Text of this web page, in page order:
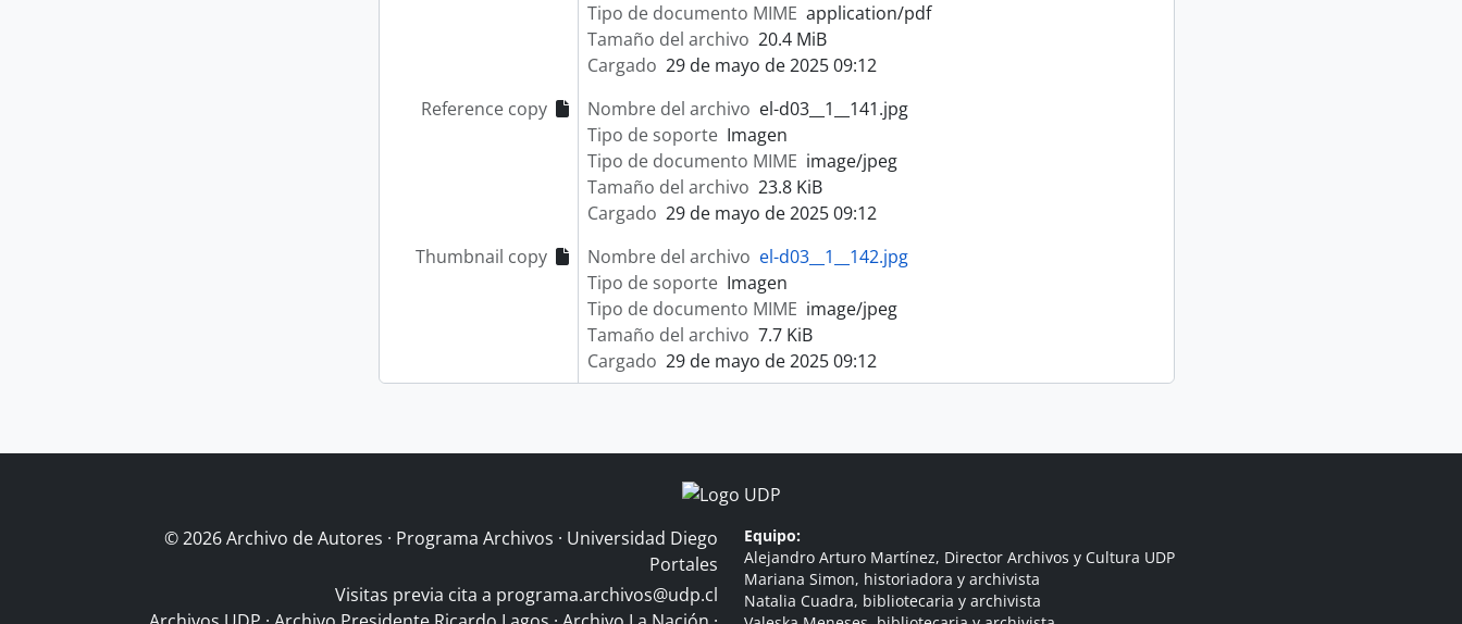
Tipo de documento MIME application/pdf
Tamaño del archivo 20.4 MiB
Cargado 29 de mayo de 2025 09:12
Reference copy
Nombre del archivo el-d03__1__141.jpg
Tipo de soporte Imagen
Tipo de documento MIME image/jpeg
Tamaño del archivo 23.8 KiB
Cargado 29 de mayo de 2025 09:12
Thumbnail copy
Nombre del archivo el-d03__1__142.jpg
Tipo de soporte Imagen
Tipo de documento MIME image/jpeg
Tamaño del archivo 7.7 KiB
Cargado 29 de mayo de 2025 09:12
© 2026 Archivo de Autores · Programa Archivos · Universidad Diego
Portales
Visitas previa cita a programa.archivos@udp.cl
Equipo:
Alejandro Arturo Martínez, Director Archivos y Cultura UDP
Mariana Simon, historiadora y archivista
Natalia Cuadra, bibliotecaria y archivista